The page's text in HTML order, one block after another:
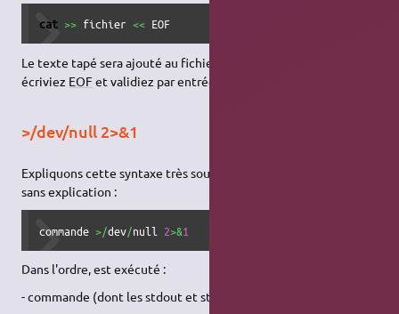
cat >> fichier << EOF
Le texte tapé sera ajouté au fichier jusqu'à ce que vous vous
écriviez EOF et validiez par entrée.
>/dev/null 2>&1
Expliquons cette syntaxe très souvent rencontrée et reprise
sans explication :
commande >/dev/null 2>&1
Dans l'ordre, est exécuté :
- commande (dont les stdout et stderr sont redirigées)